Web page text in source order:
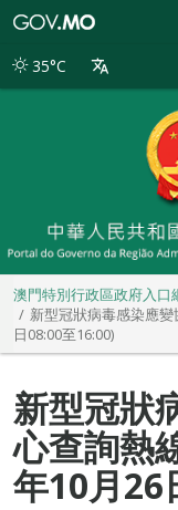
別
35°C
澳門特別行政區政府入口
新型冠狀病毒感染應
日08:00至16:00)
新型冠狀
心查詢熱
年10月26